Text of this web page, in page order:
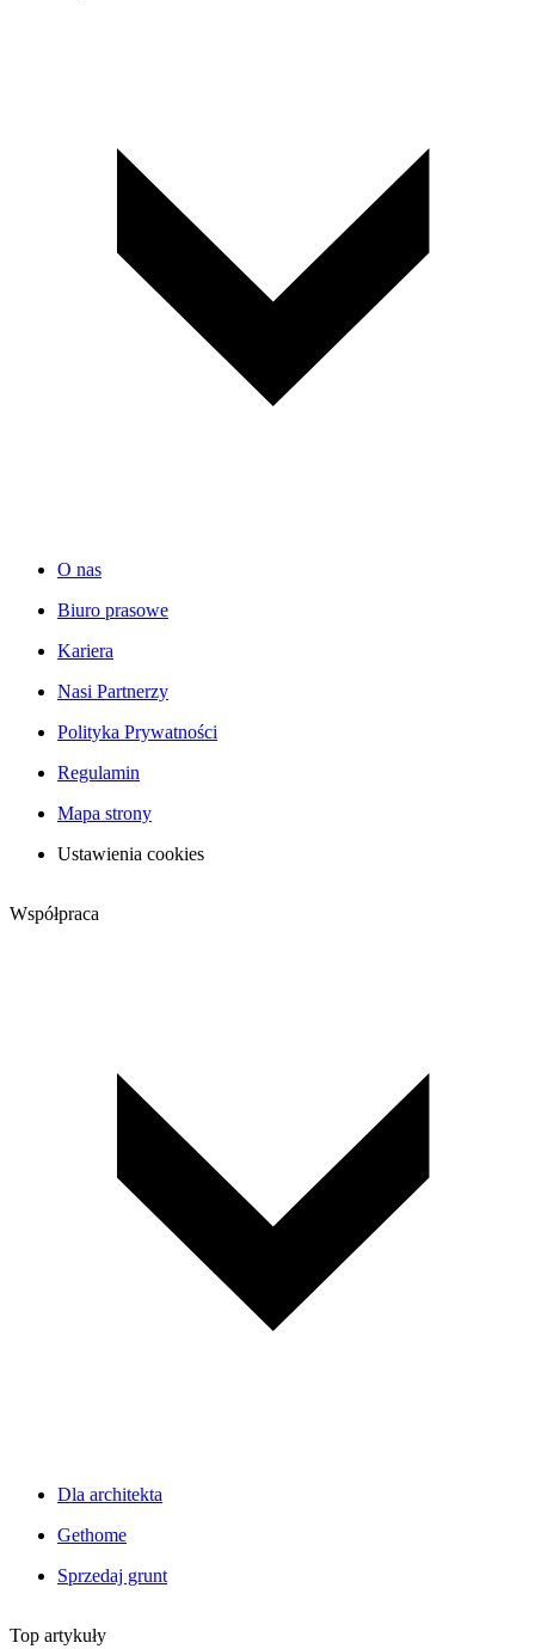
O nas
Biuro prasowe
Kariera
Nasi Partnerzy
Polityka Prywatności
Regulamin
Mapa strony
Ustawienia cookies
Współpraca
Dla architekta
Gethome
Sprzedaj grunt
Top artykuły